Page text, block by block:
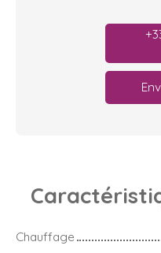
Chauffage